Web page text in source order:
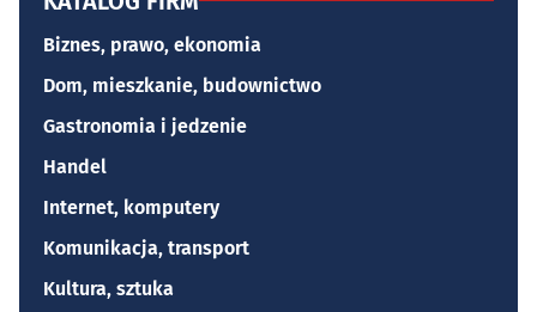
Biznes, prawo, ekonomia
Dom, mieszkanie, budownictwo
Gastronomia i jedzenie
Handel
Internet, komputery
Komunikacja, transport
Kultura, sztuka